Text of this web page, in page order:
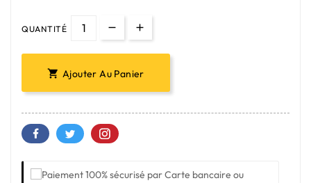
QUANTITÉ
 Ajouter Au Panier